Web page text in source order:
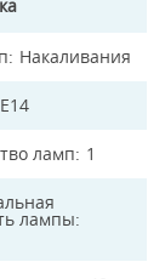
Накаливания
E14
ламп 1
лампы